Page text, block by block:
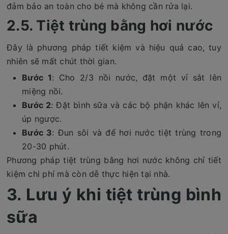
đảm bảo an toàn cho bé mà không cần rửa lại.
2.5. Tiệt trùng bằng hơi nước
Đây là phương pháp tiết kiệm và hiệu quả cao, tuy
nhiên sẽ mất chút thời gian.
Bước 1: Cho 2/3 nồi nước, đặt một vỉ sắt lên
miệng nồi.
Bước 2: Đặt bình sữa và các bộ phận khác lên vỉ,
úp ngược.
Bước 3: Đun sôi và để hơi nước tiệt trùng trong
20-30 phút.
Phương pháp tiệt trùng bằng hơi nước không chỉ tiết
kiệm chi phí mà còn dễ thực hiện tại nhà.
3. Lưu ý khi tiệt trùng bình
sữa